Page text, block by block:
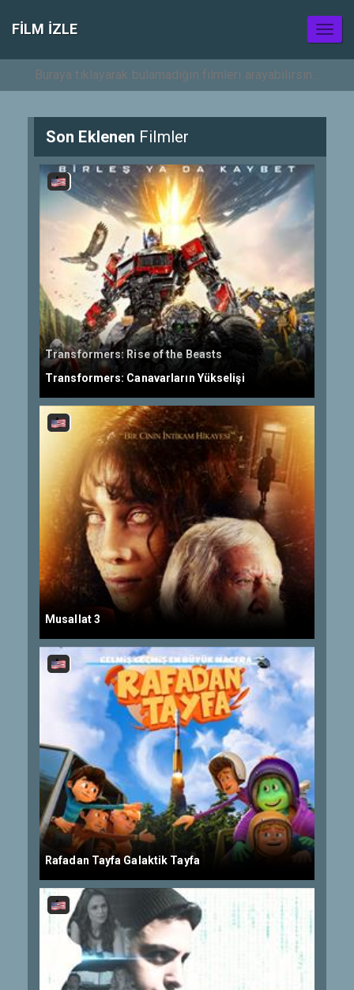
FILM IZLE
Son Eklenen Filmler
Transformers: Rise of the Beasts
Transformers: Canavarların Yükselişi
Musallat 3
Rafadan Tayfa Galaktik Tayfa